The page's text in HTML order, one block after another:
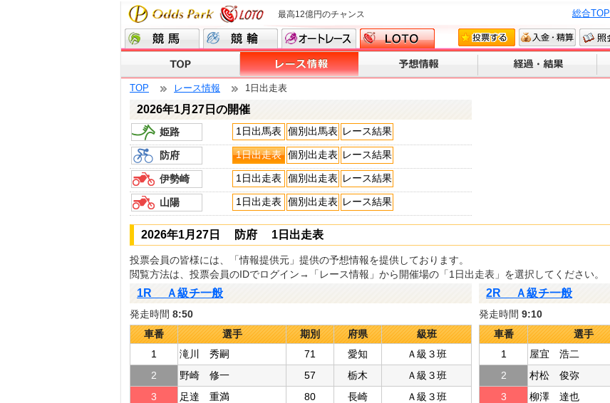
最高12億円のチャンス 総合TOP
TOP レース情報 1日出走表
2026年1月27日の開催
姫路 1日出馬表 個別出馬表 レース結果
防府 1日出走表 個別出走表 レース結果
伊勢崎 1日出走表 個別出走表 レース結果
山陽 1日出走表 個別出走表 レース結果
2026年1月27日 防府 1日出走表
投票会員の皆様には、「情報提供元」提供の予想情報を提供しております。
閲覧方法は、投票会員のIDでログイン→「レース情報」から開催場の「1日出走表」を選択してください。
1R Ａ級チ一般
発走時間 8:50
車番
選手 期別 府県
級班
1
滝川 秀嗣 71 愛知
Ａ級３班
2
野崎 修一 57 栃木
Ａ級３班
3
足達 重満 80 長崎
Ａ級３班
2R Ａ級チ一般
発走時間 9:10
車番
選手
1
屋宜 浩二
2
村松 俊弥
3
柳澤 達也